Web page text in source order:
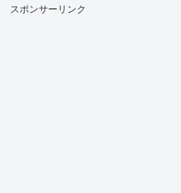
スポンサーリンク